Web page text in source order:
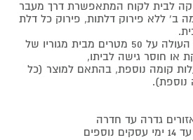
לבית לקוח המתאפשרת דרך מעבר
ב' ללא פירוק דלתות, פירוק כל דלת
באם קיים מרחק הליכה העולה על 50 מטרים מבית מגוריו של
או חוסר גישה לביתו,
קומה נוספת, בהתאם למוצר (כל
גדרה עד חדרה